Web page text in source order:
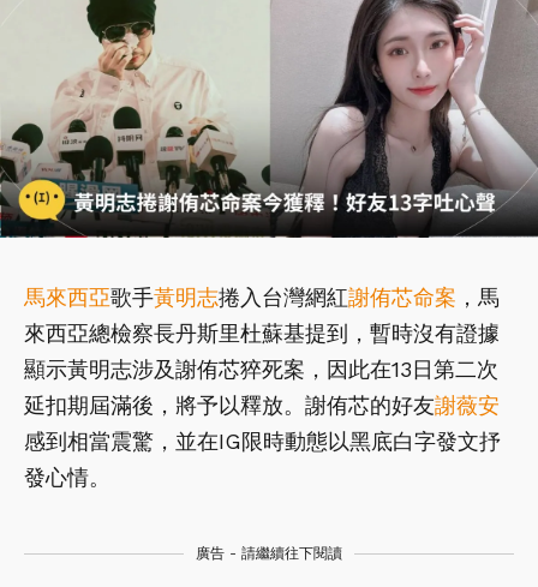
馬來西亞歌手黃明志捲入台灣網紅謝侑芯命案 ，馬
來西亞總檢察長丹斯里杜蘇基提到，暫時沒有證據
顯示黃明志涉及謝侑芯猝死案，因此在13日第二次
延扣期屆滿後，將予以釋放。謝侑芯的好友謝薇安
感到相當震驚，並在IG限時動態以黑底白字發文抒
發心情。
廣告 - 請繼續往下閱讀